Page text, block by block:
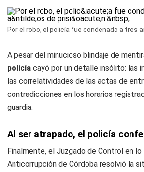
Por el robo, el policía fue condenado a tres
A pesar del minucioso blindaje de
policía cayó por un detalle insólito: las
las correlatividades de las actas de
contradicciones en los horarios
guardia.
Al ser atrapado, el policía
Finalmente, el Juzgado de Control en
Anticorrupción de Córdoba resolvió la